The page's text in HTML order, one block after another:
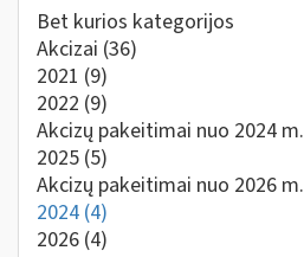
Bet kurios kategorijos
Akcizai (36)
2021 (9)
2022 (9)
Akcizų pakeitimai nuo 2024 m.
2025 (5)
Akcizų pakeitimai nuo 2026 m.
2024 (4)
2026 (4)